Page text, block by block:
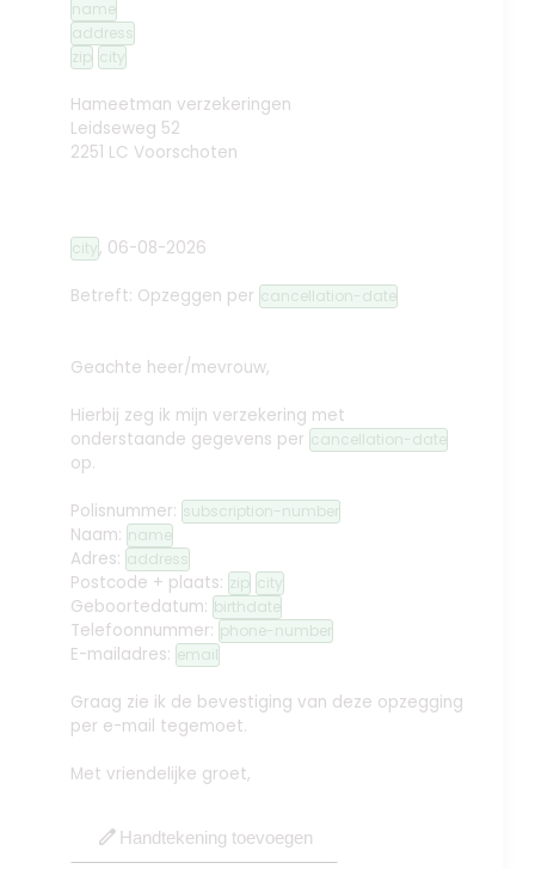
name
address
zip city
Hameetman verzekeringen
Leidseweg 52
2251 LC Voorschoten
city, 06-08-2026
Betreft: Opzeggen per cancellation-date
Geachte heer/mevrouw,
Hierbij zeg ik mijn verzekering met
onderstaande gegevens per cancellation-date
op.
Polisnummer: subscription-number
Naam: name
Adres: address
Postcode + plaats: zip city
Geboortedatum: birthdate
Telefoonnummer: phone-number
E-mailadres: email
Graag zie ik de bevestiging van deze opzegging
per e-mail tegemoet.
Met vriendelijke groet,
edit Handtekening toevoegen